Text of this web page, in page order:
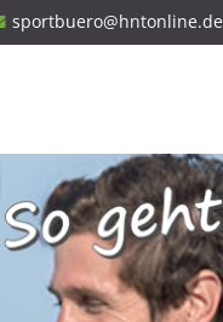
sportbuero@hntonline.de